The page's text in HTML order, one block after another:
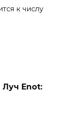
к числу
Enot: